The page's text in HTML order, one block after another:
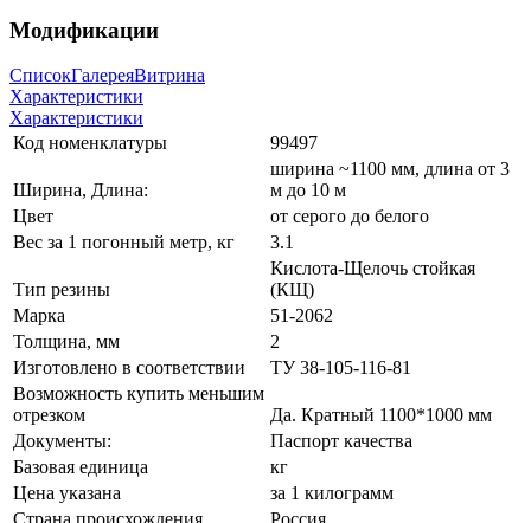
Модификации
СписокГалереяВитрина
Характеристики
Характеристики
Код номенклатуры
99497
Ширина, Длина:
ширина ~1100 мм, длина от 3
м до 10 м
Цвет
от серого до белого
Вес за 1 погонный метр, кг
3.1
Тип резины
Кислота-Щелочь стойкая
(КЩ)
Марка
51-2062
Толщина, мм
2
Изготовлено в соответствии
ТУ 38-105-116-81
Возможность купить меньшим
отрезком
Да. Кратный 1100*1000 мм
Документы:
Паспорт качества
Базовая единица
кг
Цена указана
за 1 килограмм